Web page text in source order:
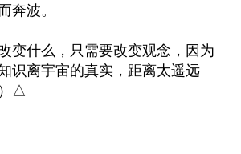
奔波。
变什么，只需要改变观念，因为
识离宇宙的真实，距离太遥远
）△